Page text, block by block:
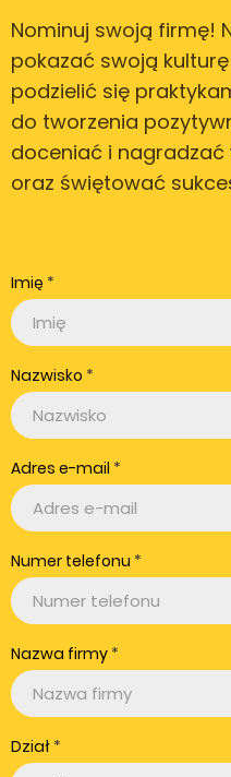
Nominuj swoją firmę!
pokazać swoją
podzielić się
do tworzenia
doceniać i nagradzać
oraz świętować
Imię
Adres e-mail
Nazwisko
Numer telefonu
Dział
Nazwa firmy